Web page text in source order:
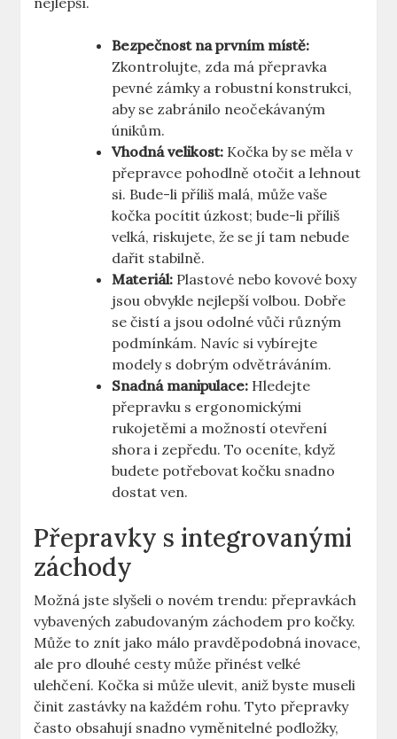
Bezpečnost na prvním místě:
Zkontrolujte, zda má přepravka
pevné zámky a robustní konstrukci,
aby se zabránilo neočekávaným
únikům.
Vhodná velikost: Kočka by se měla v
přepravce pohodlně otočit a lehnout
si. Bude-li příliš malá, může vaše
kočka pocítit úzkost; bude-li příliš
velká, riskujete, že se jí tam nebude
dařit stabilně.
Materiál: Plastové nebo kovové boxy
jsou obvykle nejlepší volbou. Dobře
se čistí a jsou odolné vůči různým
podmínkám. Navíc si vybírejte
modely s dobrým odvětráváním.
Snadná manipulace: Hledejte
přepravku s ergonomickými
rukojetěmi a možností otevření
shora i zepředu. To oceníte, když
budete potřebovat kočku snadno
dostat ven.
Přepravky s integrovanými
záchody
Možná jste slyšeli o novém trendu: přepravkách
vybavených zabudovaným záchodem pro kočky.
Může to znít jako málo pravděpodobná inovace,
ale pro dlouhé cesty může přinést velké
ulehčení. Kočka si může ulevit, aniž byste museli
činit zastávky na každém rohu. Tyto přepravky
často obsahují snadno vyměnitelné podložky,